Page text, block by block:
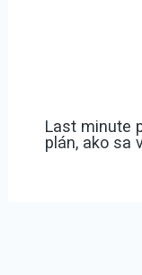
Last minute
plán, ako sa